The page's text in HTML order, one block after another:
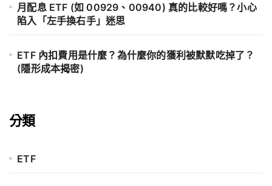
月配息 ETF (如 00929、00940) 真的比較好嗎？小心
陷入「左手換右手」迷思
ETF 內扣費用是什麼？為什麼你的獲利被默默吃掉了？
(隱形成本揭密)
分類
ETF